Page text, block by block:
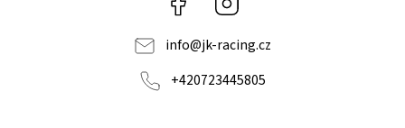
info@jk-racing.cz
+420723445805